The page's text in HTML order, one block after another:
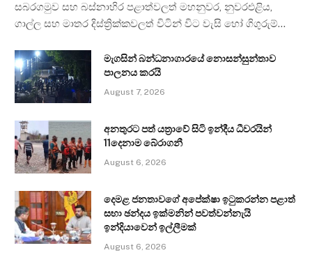
සබරගමුව සහ බස්නාහිර පළාත්වලත් මහනුවර, නුවරඑළිය,
ගාල්ල සහ මාතර දිස්ත්‍රික්කවලත් විටින් විට වැසි හෝ ගිගුරුම්…
මැගසින් බන්ධනාගාරයේ නොසන්සුන්තාව
පාලනය කරයි
August 7, 2026
අනතුරට පත් යත්‍රාවේ සිටි ඉන්දීය ධීවරයින්
11දෙනාම බේරාගනී
August 6, 2026
දෙමළ ජනතාවගේ අපේක්ෂා ඉටුකරන්න පළාත්
සභා ඡන්දය ඉක්මනින් පවත්වන්නැයි
ඉන්දියාවෙන් ඉල්ලීමක්
August 6, 2026